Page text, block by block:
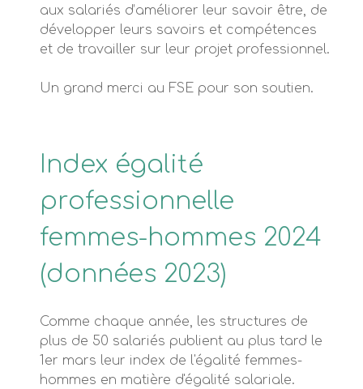
aux salariés d’améliorer leur savoir être, de
développer leurs savoirs et compétences
et de travailler sur leur projet professionnel.
Un grand merci au FSE pour son soutien.
Index égalité
professionnelle
femmes-hommes 2024
(données 2023)
Comme chaque année, les structures de
plus de 50 salariés publient au plus tard le
1er mars leur index de l'égalité femmes-
hommes en matière d'égalité salariale.